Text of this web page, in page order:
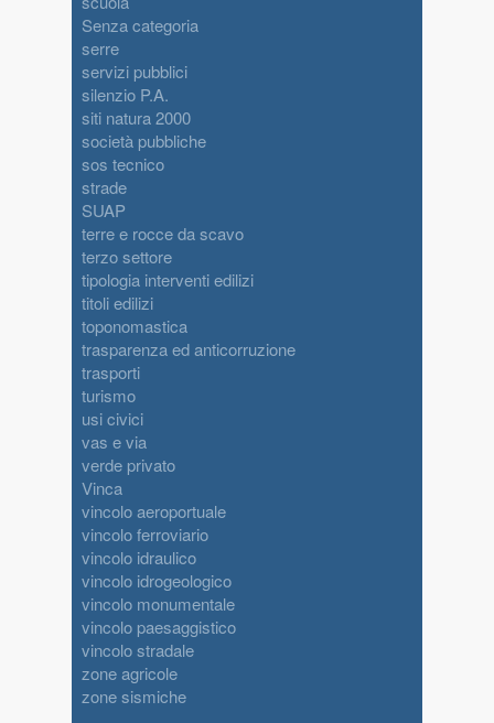
Senza categoria
serre
servizi pubblici
silenzio P.A.
siti natura 2000
società pubbliche
sos tecnico
strade
SUAP
terre e rocce da scavo
terzo settore
tipologia interventi edilizi
titoli edilizi
toponomastica
trasparenza ed anticorruzione
trasporti
turismo
usi civici
vas e via
verde privato
Vinca
vincolo aeroportuale
vincolo ferroviario
vincolo idraulico
vincolo idrogeologico
vincolo monumentale
vincolo paesaggistico
vincolo stradale
zone agricole
zone sismiche